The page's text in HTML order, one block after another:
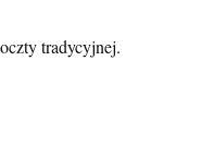
tradycyjnej.